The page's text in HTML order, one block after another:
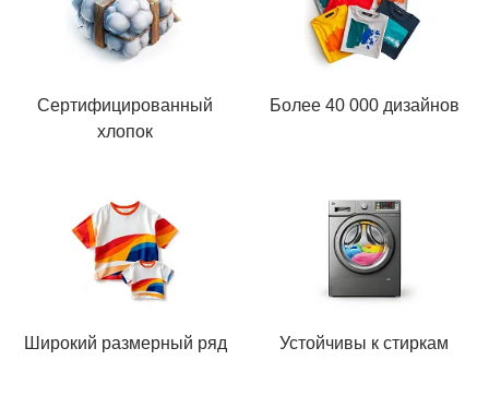
Сертифицированный
хлопок
Более 40 000 дизайнов
Широкий размерный ряд Устойчивы к стиркам